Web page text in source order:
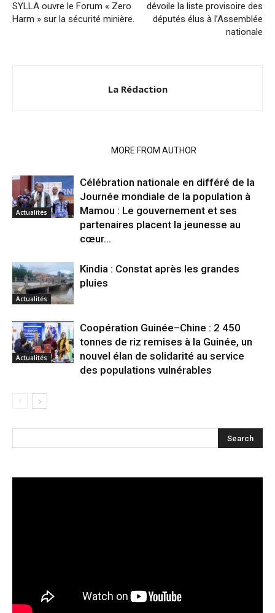
SYLLA ouvre le Forum « Zero
Harm » sur la sécurité minière.
dévoile la liste provisoire des
députés élus à l’Assemblée
nationale
La Rédaction
MORE FROM AUTHOR
Actualités
Célébration nationale en différé de la
Journée mondiale de la population à
Mamou : Le gouvernement et ses
partenaires placent la jeunesse au
cœur...
Actualités
Kindia : Constat après les grandes
pluies
Actualités
Coopération Guinée–Chine : 2 450
tonnes de riz remises à la Guinée, un
nouvel élan de solidarité au service
des populations vulnérables